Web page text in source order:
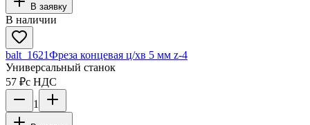
В заявку
В наличии
balt_1621Фреза концевая ц/хв 5 мм z-4
Универсальный станок
57 ₽с НДС
1